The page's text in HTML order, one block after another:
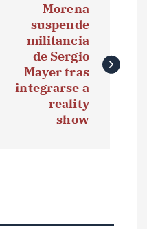
Morena
suspende
militancia
de Sergio
Mayer tras
integrarse a
reality
show